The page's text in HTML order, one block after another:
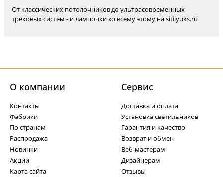
От классических потолочников до ультрасовременных
трековых систем - и лампочки ко всему этому на sitilyuks.ru
О компании
Контакты
Фабрики
По странам
Распродажа
Новинки
Акции
Карта сайта
Cервис
Доставка и оплата
Установка светильников
Гарантия и качество
Возврат и обмен
Веб-мастерам
Дизайнерам
Отзывы